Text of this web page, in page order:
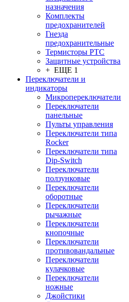
назначения
Комплекты
предохранителей
Гнезда
предохранительные
Термисторы PTC
Защитные устройства
+ ЕЩЕ 1
Переключатели и
индикаторы
Микропереключатели
Переключатели
панельные
Пульты управления
Переключатели типа
Rocker
Переключатели типа
Dip-Switch
Переключатели
ползунковые
Переключатели
оборотные
Переключатели
рычажные
Переключатели
кнопочные
Переключатели
противовандальные
Переключатели
кулачковые
Переключатели
ножные
Джойстики